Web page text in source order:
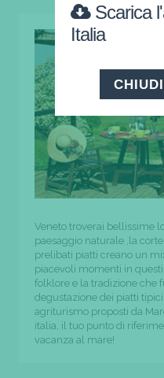
Veneto troverai bellissime
paesaggio naturale ,la
prelibati piatti creano un
piacevoli momenti in
folklore e la tradizione che
degustazione dei piatti
agriturismo proposti da
italia, il tuo punto di
vacanza al mare!
Scarica
Italia
CHIUDI